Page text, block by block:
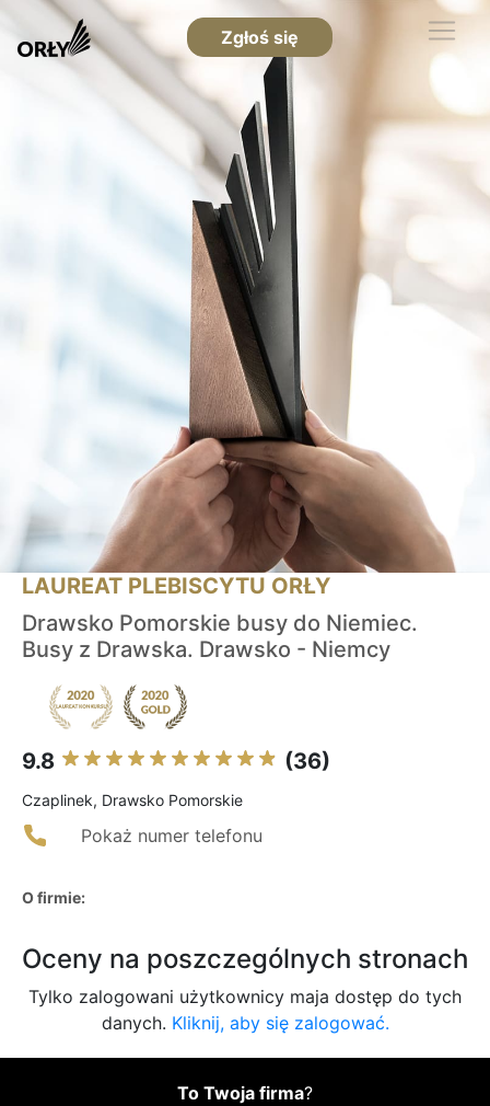
Zgłoś się
LAUREAT PLEBISCYTU ORŁY
Drawsko Pomorskie busy do Niemiec.
Busy z Drawska. Drawsko - Niemcy
9.8 (36)
Czaplinek, Drawsko Pomorskie
Pokaż numer telefonu
O firmie:
Oceny na poszczególnych stronach
Tylko zalogowani użytkownicy maja dostęp do tych
danych. Kliknij, aby się zalogować.
To Twoja firma?